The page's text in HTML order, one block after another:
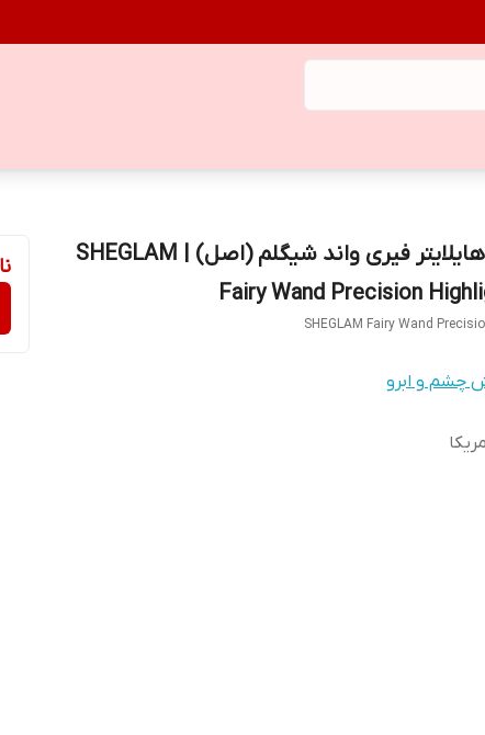
مداد چشم و هایلایتر فیری واند شیگلم (اصل) | SHEGLAM
Fairy Wand Precision
SHEGLAM Fairy Wand
چشم و ابرو